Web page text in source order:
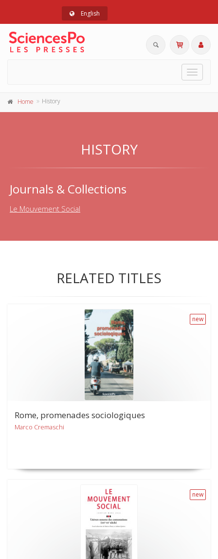
English
Toggle
Home History
HISTORY
Journals & Collections
Le Mouvement Social
RELATED TITLES
new
Rome, promenades sociologiques
Marco Cremaschi
new